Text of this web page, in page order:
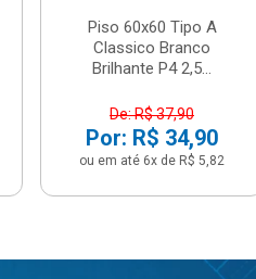
Piso 60x60 Tipo A
Classico Branco
Brilhante P4 2,5...
De: R$ 37,90
Por: R$ 34,90
ou em até 6x de R$ 5,82